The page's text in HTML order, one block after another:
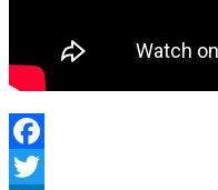
Facebook